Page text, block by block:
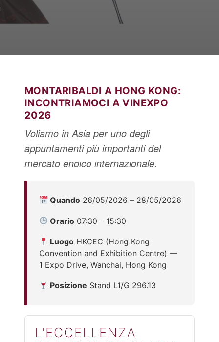
MONTARIBALDI A HONG KONG:
INCONTRIAMOCI A VINEXPO
2026
Voliamo in Asia per uno degli
appuntamenti più importanti del
mercato enoico internazionale.
Quando 26/05/2026 – 28/05/2026
Orario 07:30 – 15:30
Luogo HKCEC (Hong Kong
Convention and Exhibition Centre) —
1 Expo Drive, Wanchai, Hong Kong
Posizione Stand L1/G 296.13
L'ECCELLENZA
Italiano